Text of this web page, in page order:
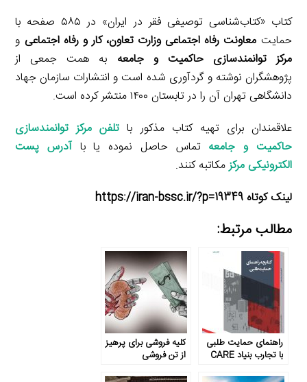
کتاب «کتاب‌شناسی توصیفی فقر در ایران» در ۵۸۵ صفحه با
حمایت معاونت رفاه اجتماعی وزارت تعاون، کار و رفاه اجتماعی و
مرکز توانمندسازی حاکمیت و جامعه به همت جمعی از
پژوهشگران نوشته و گردآوری شده است و انتشارات سازمان جهاد
دانشگاهی تهران آن را در تابستان ۱۴۰۰ منتشر کرده است.
علاقمندان برای تهیه کتاب‌ مذکور با تلفن مرکز توانمندسازی
حاکمیت و جامعه تماس حاصل نموده یا باآدرس پست
الکترونیکی مرکزمکاتبه کنند.
لینک کوتاه https://iran-bssc.ir/?p=19349
مطالب مرتبط:
راهنمای حمایت طلبی
با تجارب بنیاد CARE
کلیه فروشی برای پرهیز
از تن فروشی